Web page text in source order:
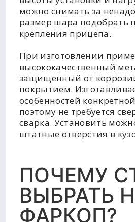
можно снимать за
размер шара подобрать
крепления прицепа.
При изготовлении
высококачественный
защищенный от
покрытием.
особенностей
поэтому не требуется
сварка. Установить
штатные отверстия в
ПОЧЕМУ
ВЫБРАТЬ
ФАРКОП?